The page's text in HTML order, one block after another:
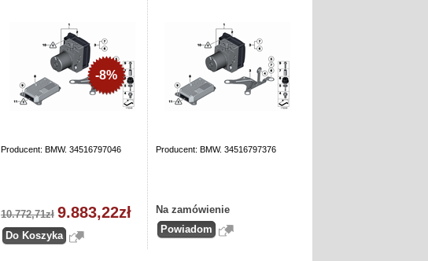
Producent: BMW. 34516797046
-8%
10.772,71zł 9.883,22zł
Producent: BMW. 34516797376
Na zamówienie